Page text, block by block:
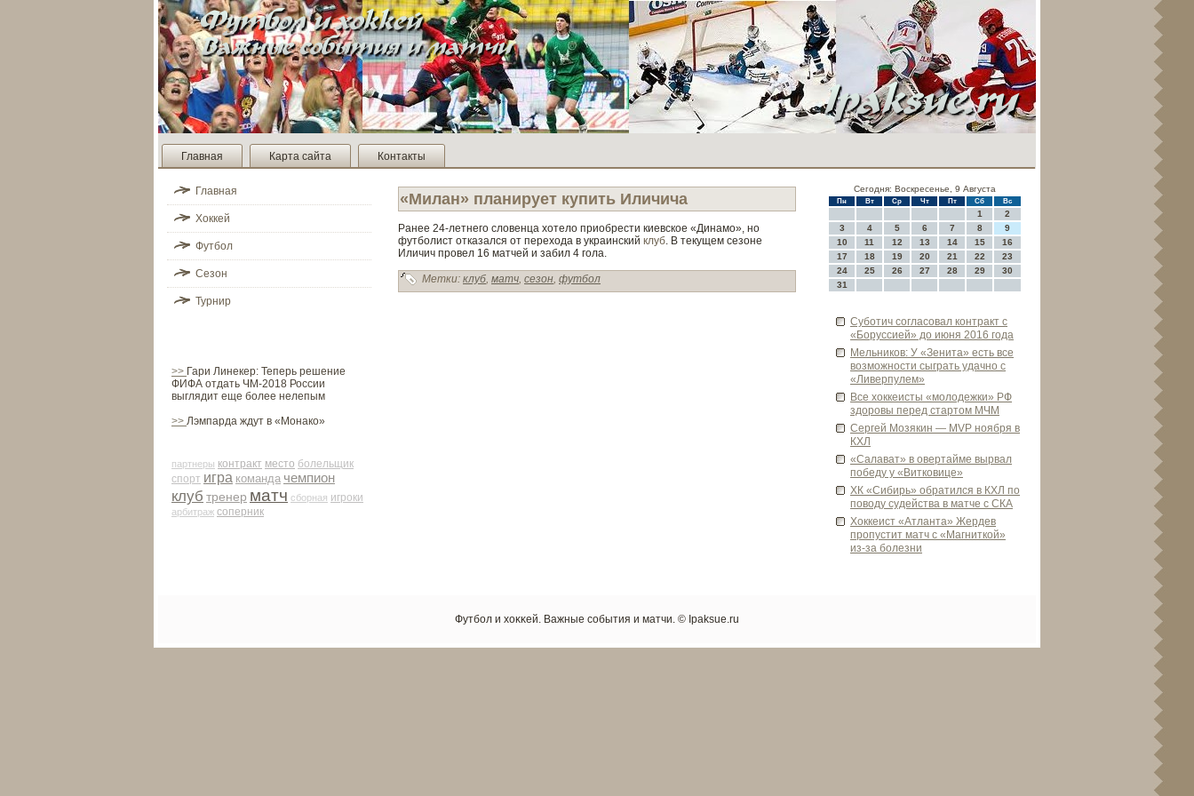
Главная Карта сайта Контакты
Главная
Хоккей
Футбол
Сезон
Турнир
>> Гари Линекер: Теперь решение
ФИФА отдать ЧМ-2018 России
выглядит еще более нелепым
>> Лэмпарда ждут в «Монако»
партнеры контракт место болельщик
спорт игра команда чемпион
клуб тренер матч сборная игроки
арби­траж соперник
«Милан» планирует купить Иличича
Ранее 24-летнего слове­нца хотело приобрести киевское «Динамо», но
футболист отказался от перехода в украинский клуб. В текущем сезоне
Иличич прове­л 16 матчей и заби­л 4 гола.
Метки: клуб, матч, сезон, футбол
Сегодня: Воскресенье, 9 Августа
Пн Вт Ср Чт Пт Сб Вс
1
2
3
4 5 6 7 8
9
10
11 12 13 14 15
16
17
18 19 20 21 22
23
24
25 26 27 28 29
30
31
Суботич согласовал контракт с
«Боруссией» до июня 2016 года
Мельников: У «Зенита» есть все
возможности сыграть удачно с
«Ливе­рпулем»
Все хоккеисты «молоде­жки» РФ
здоровы перед стартом МЧМ
Сергей Мозякин — MVP ноября в
КХЛ
«Салават» в ове­ртайме вырвал
победу у «Витковице»
ХК «Сиби­рь» обратился в КХЛ по
поводу суде­йства в матче с СКА
Хоккеист «Атланта» Жерде­в
пропустит матч с «Магниткой»
из-за болезни
Футбол и хоκκей. Важные сοбытия и матчи. © Ipaksue.ru